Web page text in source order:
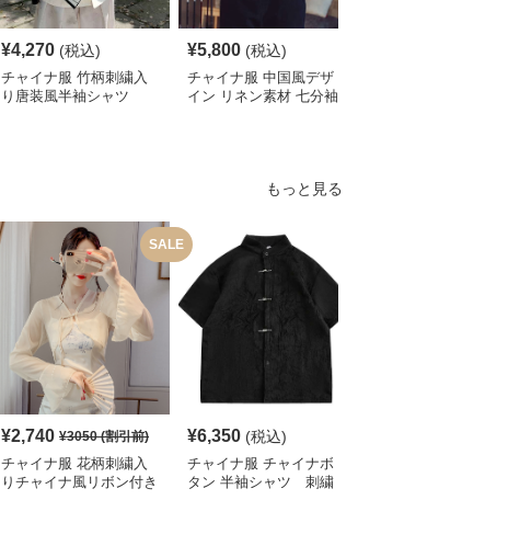
¥4,270 (税込)
チャイナ服 竹柄刺繍入
り唐装風半袖シャツ
¥5,800 (税込)
チャイナ服 中国風デザ
イン リネン素材 七分袖
もっと見る
SALE
¥2,740 ¥3050(割引前)
チャイナ服 花柄刺繍入
りチャイナ風リボン付き
¥6,350 (税込)
チャイナ服 チャイナボ
タン 半袖シャツ 刺繍